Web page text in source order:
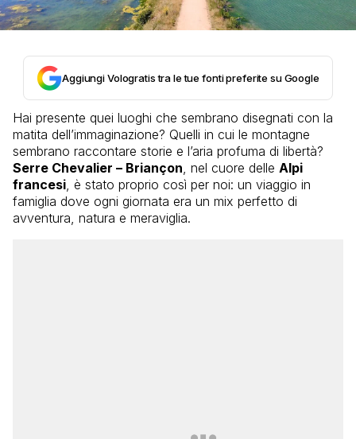
Aggiungi Vologratis tra le tue fonti preferite su Google
Hai presente quei luoghi che sembrano disegnati con la
matita dell’immaginazione? Quelli in cui le montagne
sembrano raccontare storie e l’aria profuma di libertà?
Serre Chevalier – Briançon , nel cuore delle Alpi
francesi , è stato proprio così per noi: un viaggio in
famiglia dove ogni giornata era un mix perfetto di
avventura, natura e meraviglia.